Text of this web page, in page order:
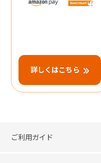
詳しくはこちら
ご利用ガイド